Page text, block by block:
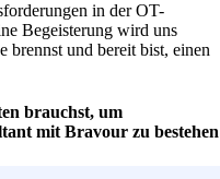
in der OT-
Begeisterung wird uns
brennst und bereit bist, einen
brauchst, um
mit Bravour zu bestehen